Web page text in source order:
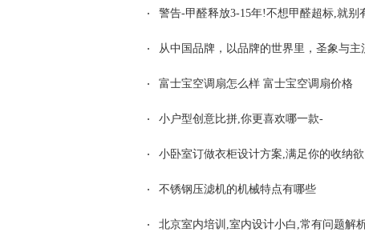
警告-甲醛释放3-15年!不想甲醛超标,就别
从中国品牌，以品牌的世界里，圣象与主
富士宝空调扇怎么样 富士宝空调扇价格
小户型创意比拼,你更喜欢哪一款-
小卧室订做衣柜设计方案,满足你的收纳欲
不锈钢压滤机的机械特点有哪些
北京室内培训,室内设计小白,常有问题解